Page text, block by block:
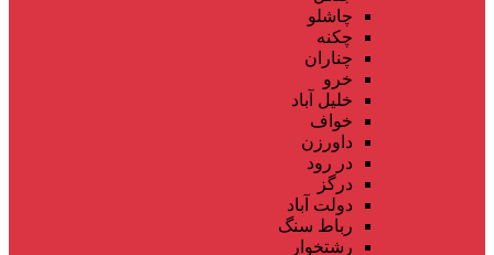
چاشلو
چکنه
چناران
خرو
خلیل آباد
خواف
داورزن
در رود
درگز
دولت آباد
رباط سنگ
رشتخوار